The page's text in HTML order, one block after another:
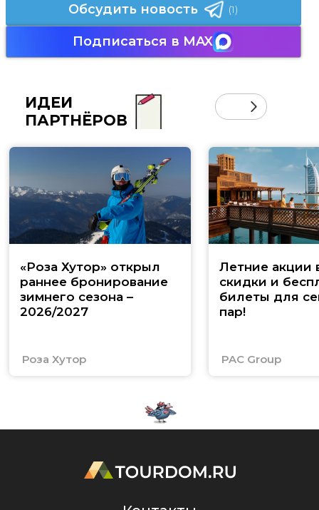
Обсудить новость (1)
Подписаться в MAX
ИДЕИ
ПАРТНЁРОВ
«Роза Хутор» открыл
раннее бронирование
зимнего сезона –
2026/2027
Роза Хутор
Летние акции
скидки и
билеты для
пар!
PAC Group